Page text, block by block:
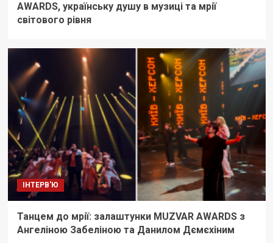
AWARDS, українську душу в музиці та мрії
світового рівня
ІНТЕРВ'Ю
Танцем до мрії: залаштунки MUZVAR AWARDS з
Ангеліною Забеліною та Данилом Дємєхіним